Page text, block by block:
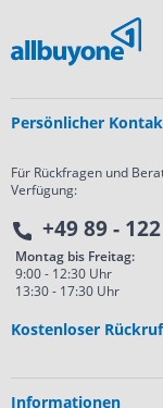
Persönlicher
Für Rückfragen und
Verfügung:
+49 89 -
Montag bis Freitag:
9:00 - 12:30 Uhr
13:30 - 17:30 Uhr
Kostenloser Rückruf
Informationen